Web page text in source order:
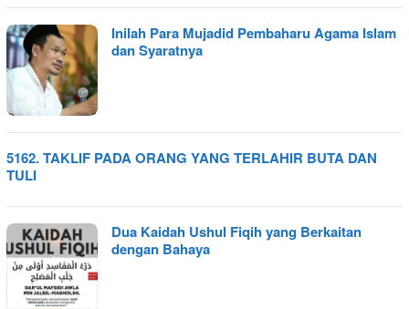
Inilah Para Mujadid Pembaharu Agama Islam
dan Syaratnya
5162. TAKLIF PADA ORANG YANG TERLAHIR BUTA DAN
TULI
Dua Kaidah Ushul Fiqih yang Berkaitan
dengan Bahaya